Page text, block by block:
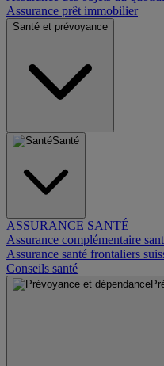
Assurance prêt immobilier
Santé et prévoyance
Santé
ASSURANCE SANTÉ
Assurance complémentaire
Assurance santé frontaliers
Conseils santé